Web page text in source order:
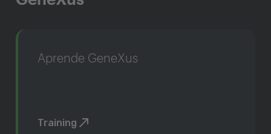
Aprende GeneXus
Training